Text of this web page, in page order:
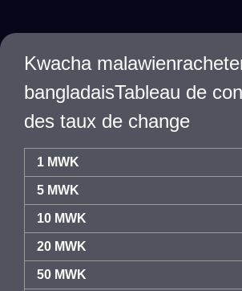
Kwacha
bangladaisTableau de
des taux de change
1 MWK
5 MWK
10 MWK
20 MWK
50 MWK